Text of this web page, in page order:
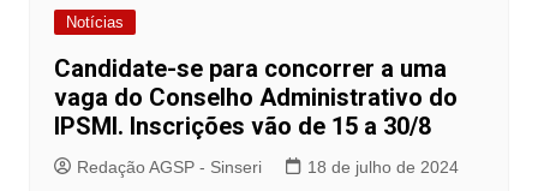
Notícias
Candidate-se para concorrer a uma
vaga do Conselho Administrativo do
IPSMI. Inscrições vão de 15 a 30/8
Redação AGSP - Sinseri 18 de julho de 2024